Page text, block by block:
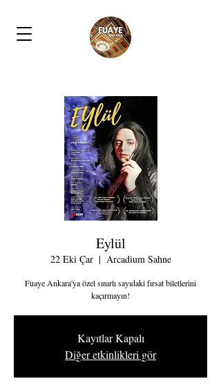
Eylül
22 Eki Çar
  |
Arcadium Sahne
Fuaye Ankara'ya özel sınırlı sayıdaki fırsat biletlerini
kaçırmayın!
Kayıtlar Kapalı
Diğer etkinlikleri gör